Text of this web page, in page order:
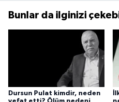
Bunlar da ilginizi
Dursun Pulat kimdir, neden